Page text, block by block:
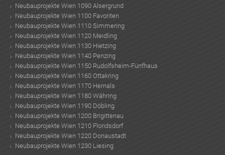
Neubauprojekte Wien 1090 Alsergrund
Neubauprojekte Wien 1100 Favoriten
Neubauprojekte Wien 1110 Simmering
Neubauprojekte Wien 1120 Meidling
Neubauprojekte Wien 1130 Hietzing
Neubauprojekte Wien 1140 Penzing
Neubauprojekte Wien 1150 Rudolfsheim-Fünfhaus
Neubauprojekte Wien 1160 Ottakring
Neubauprojekte Wien 1170 Hernals
Neubauprojekte Wien 1180 Währing
Neubauprojekte Wien 1190 Döbling
Neubauprojekte Wien 1200 Brigittenau
Neubauprojekte Wien 1210 Floridsdorf
Neubauprojekte Wien 1220 Donaustadt
Neubauprojekte Wien 1230 Liesing